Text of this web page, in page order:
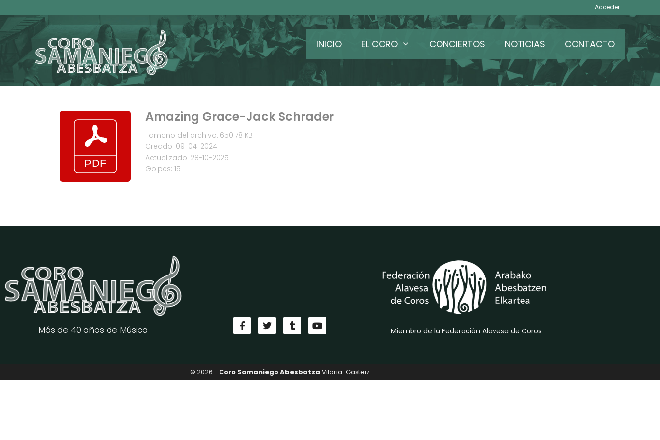
Acceder
INICIO EL CORO CONCIERTOS NOTICIAS CONTACTO
Amazing Grace-Jack Schrader
Tamaño del archivo: 650.78 KB
Creado: 09-04-2024
Actualizado: 28-10-2025
Golpes: 15
Más de 40 años de Música Miembro de la Federación Alavesa de Coros
© 2026 - Coro Samaniego Abesbatza Vitoria-Gasteiz